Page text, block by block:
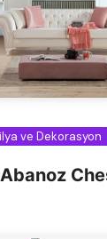
ve Dekorasyon